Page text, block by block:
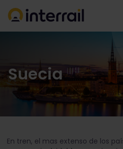
Suecia
En tren, el mas extenso de los